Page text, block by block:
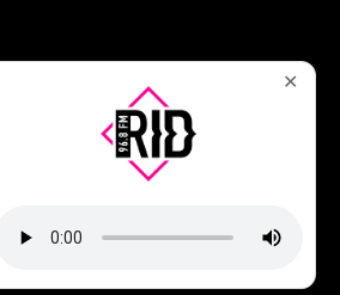
al Tribunale di Torino n° 9748/2019
✕